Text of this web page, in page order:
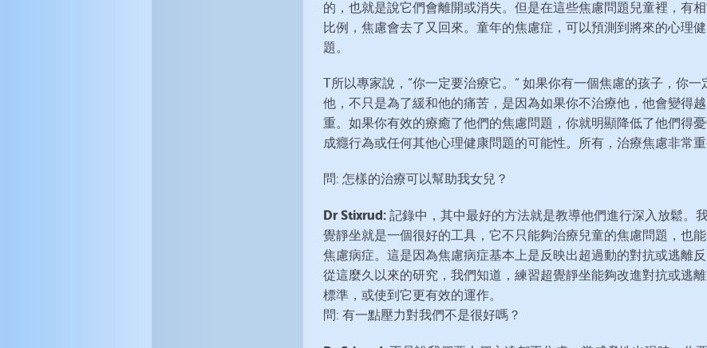
的，也就是說它們會離開或消失。但是在這些焦慮問題兒童裡，有
比例，焦慮會去了又回來。童年的焦慮症，可以預測到將來的心理
題。
T所以專家說，“你一定要治療它。“ 如果你有一個焦慮的孩子，你一
他，不只是為了緩和他的痛苦，是因為如果你不治療他，他會變得
重。如果你有效的療癒了他們的焦慮問題，你就明顯降低了他們得
成癮行為或任何其他心理健康問題的可能性。所有，治療焦慮非常重
問: 怎樣的治療可以幫助我女兒？
Dr Stixrud: 記錄中，其中最好的方法就是教導他們進行深入放鬆。
覺靜坐就是一個很好的工具，它不只能夠治療兒童的焦慮問題，也
焦慮病症。這是因為焦慮病症基本上是反映出超過動的對抗或逃離
從這麼久以來的研究，我們知道，練習超覺靜坐能夠改進對抗或逃
標準，或使到它更有效的運作。
問: 有一點壓力對我們不是很好嗎？